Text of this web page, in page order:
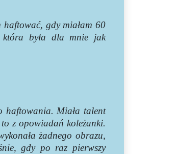
haftować, gdy miałam 60
która była dla mnie jak
haftowania. Miała talent
z opowiadań koleżanki.
żadnego obrazu,
gdy po raz pierwszy